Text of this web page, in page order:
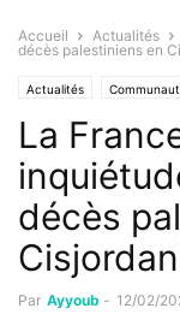
Accueil Actualités
décès palestiniens en
Actualités
La
décès
Par Ayyoub - 12/02/